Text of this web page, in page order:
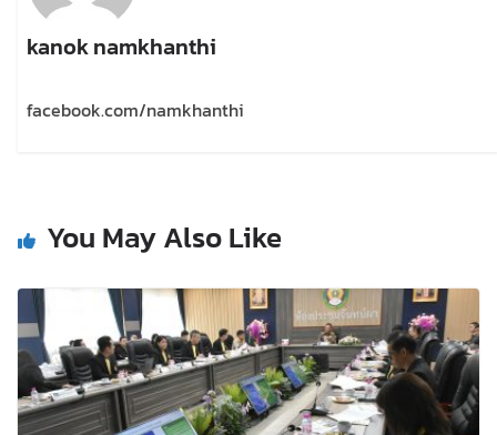
kanok namkhanthi
facebook.com/namkhanthi
You May Also Like